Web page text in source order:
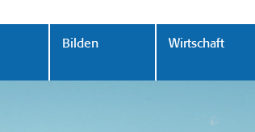
Bilden Wirtschaft